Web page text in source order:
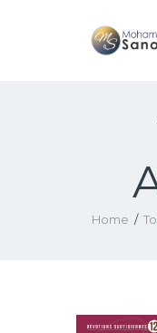
Home
A
LIVRES